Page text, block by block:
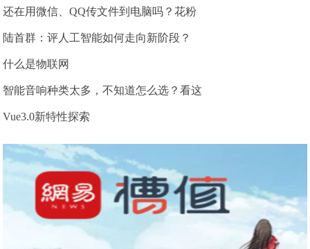
还在用微信、QQ传文件到电脑吗？花粉
陆首群：评人工智能如何走向新阶段？
什么是物联网
智能音响种类太多，不知道怎么选？看这
Vue3.0新特性探索